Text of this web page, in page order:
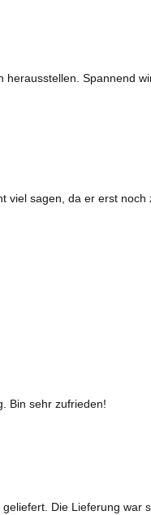
Spannend
sagen, da er erst noch
Bin sehr zufrieden!
Die Lieferung war